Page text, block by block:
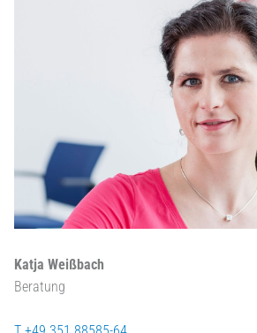
Katja Weißbach
Beratung